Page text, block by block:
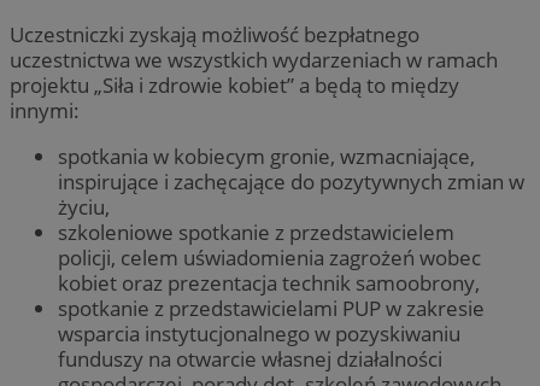
Uczestniczki zyskają możliwość bezpłatnego
uczestnictwa we wszystkich wydarzeniach w ramach
projektu „Siła i zdrowie kobiet” a będą to między
innymi:
spotkania w kobiecym gronie, wzmacniające,
inspirujące i zachęcające do pozytywnych zmian w
życiu,
szkoleniowe spotkanie z przedstawicielem
policji, celem uświadomienia zagrożeń wobec
kobiet oraz prezentacja technik samoobrony,
spotkanie z przedstawicielami PUP w zakresie
wsparcia instytucjonalnego w pozyskiwaniu
funduszy na otwarcie własnej działalności